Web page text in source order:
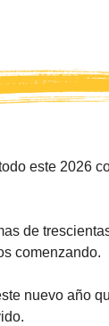
este 2026
de
comenzando.
nuevo año